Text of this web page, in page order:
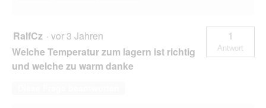
RalfCz · vor 3 Jahren
Welche Temperatur zum lagern ist richtig
und welche zu warm danke
1
Antwort